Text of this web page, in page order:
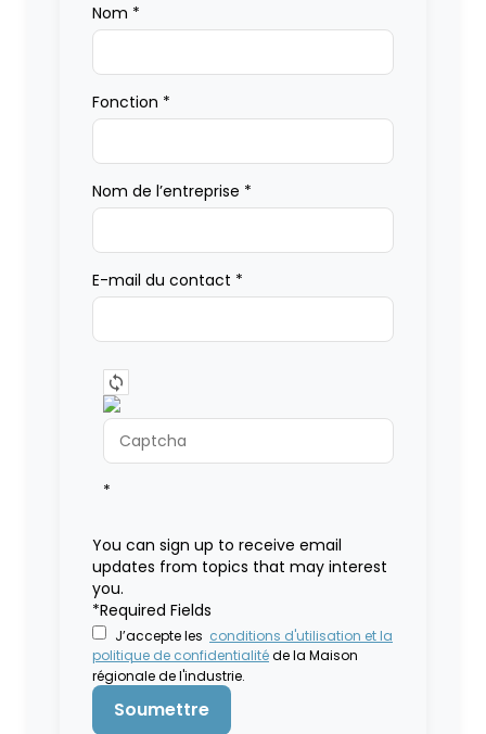
Nom *
Fonction *
Nom de l’entreprise *
E-mail du contact *
*
You can sign up to receive email
updates from topics that may interest
you.
*Required Fields
J’accepte les conditions d'utilisation et la
politique de confidentialitéde la Maison
régionale de l'industrie.